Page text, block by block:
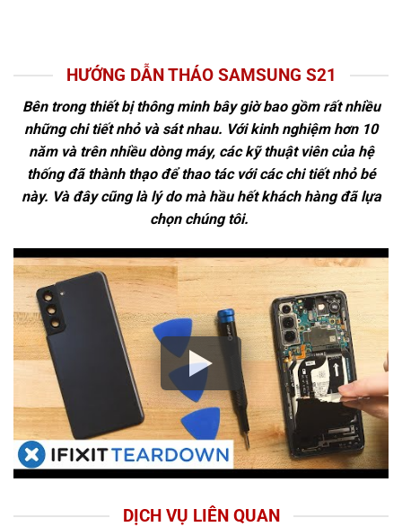
HƯỚNG DẪN THÁO SAMSUNG S21
Bên trong thiết bị thông minh bây giờ bao gồm rất nhiều
những chi tiết nhỏ và sát nhau. Với kinh nghiệm hơn 10
năm và trên nhiều dòng máy, các kỹ thuật viên của hệ
thống đã thành thạo để thao tác với các chi tiết nhỏ bé
này. Và đây cũng là lý do mà hầu hết khách hàng đã lựa
chọn chúng tôi.
DỊCH VỤ LIÊN QUAN